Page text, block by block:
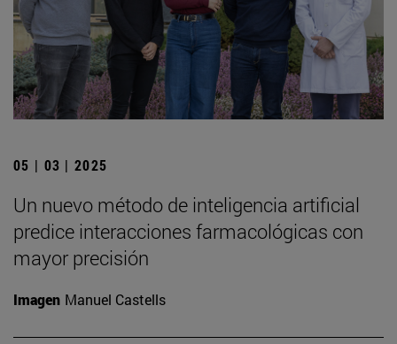
05 | 03 | 2025
Un nuevo método de inteligencia artificial
predice interacciones farmacológicas con
mayor precisión
Imagen Manuel Castells